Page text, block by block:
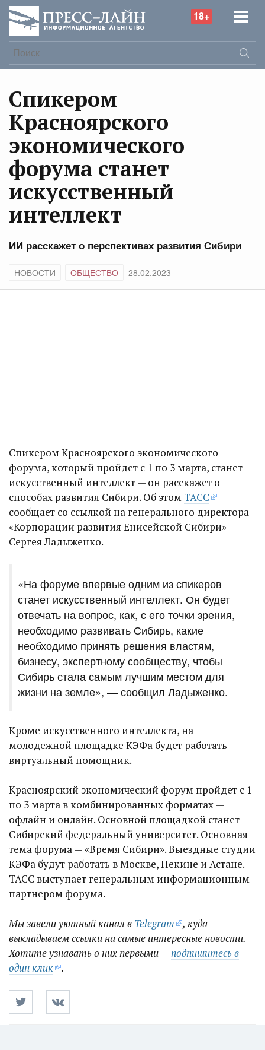
18+
Спикером
Красноярского
экономического
форума станет
искусственный
интеллект
ИИ расскажет о перспективах развития Сибири
НОВОСТИ ОБЩЕСТВО 28.02.2023
Спикером Красноярского экономического
форума, который пройдет с 1 по 3 марта, станет
искусственный интеллект — он расскажет о
способах развития Сибири. Об этом ТАСС
сообщает со ссылкой на генерального директора
«Корпорации развития Енисейской Сибири»
Сергея Ладыженко.
«На форуме впервые одним из спикеров
станет искусственный интеллект. Он будет
отвечать на вопрос, как, с его точки зрения,
необходимо развивать Сибирь, какие
необходимо принять решения властям,
бизнесу, экспертному сообществу, чтобы
Сибирь стала самым лучшим местом для
жизни на земле», — сообщил Ладыженко.
Кроме искусственного интеллекта, на
молодежной площадке КЭФа будет работать
виртуальный помощник.
Красноярский экономический форум пройдет с 1
по 3 марта в комбинированных форматах —
офлайн и онлайн. Основной площадкой станет
Сибирский федеральный университет. Основная
тема форума — «Время Сибири». Выездные студии
КЭФа будут работать в Москве, Пекине и Астане.
ТАСС выступает генеральным информационным
партнером форума.
Мы завели уютный канал в Telegram
, куда
выкладываем ссылки на самые интересные новости.
Хотите узнавать о них первыми —подпишитесь в
один клик
.